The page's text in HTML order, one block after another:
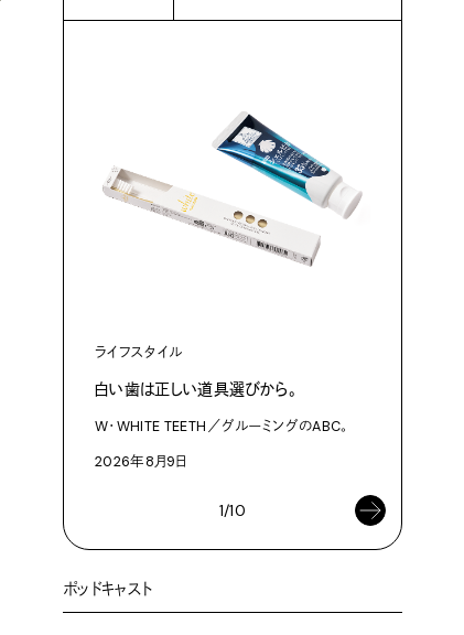
ライフスタイル
白い歯は正しい道具選びから。
W・WHITE TEETH／グルーミングのABC。
2026年8月9日
1/10
ポッドキャスト